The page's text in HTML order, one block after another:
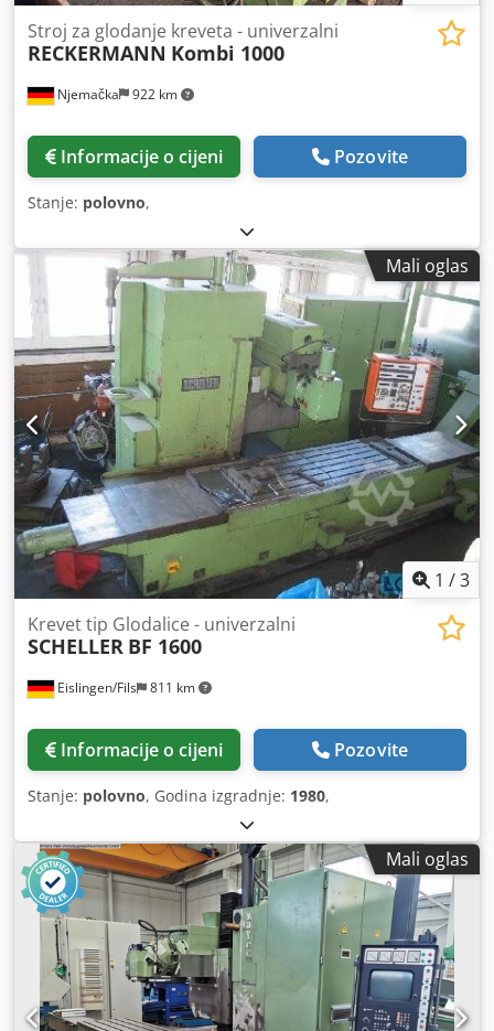
Njemačka 922 km
Stroj za glodanje kreveta - univerzalni
RECKERMANN Kombi 1000
Informacije o cijeni Pozovite
Stanje: polovno,
Mali oglas
1 /3
Eislingen/Fils 811 km
Krevet tip Glodalice - univerzalni
SCHELLER BF 1600
Informacije o cijeni Pozovite
Stanje: polovno, Godina izgradnje: 1980,
Mali oglas